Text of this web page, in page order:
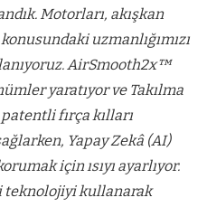
Motorları, akışkan
uzmanlığımızı
AirSmooth2x™
yaratıyor ve Takılma
fırça kılları
Yapay Zekâ (AI)
için ısıyı ayarlıyor.
teknolojiyi kullanarak